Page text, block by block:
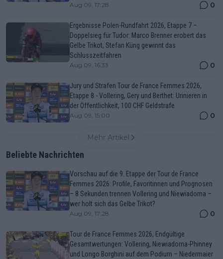
Aug 09, 17:28 0
Ergebnisse Polen-Rundfahrt 2026, Etappe 7 –
Doppelsieg für Tudor: Marco Brenner erobert das
Gelbe Trikot, Stefan Küng gewinnt das
Schlusszeitfahren
Aug 09, 16:33 0
Jury und Strafen Tour de France Femmes 2026,
Etappe 8 - Vollering, Gery und Berthet: Urinieren in
der Öffentlichkeit, 100 CHF Geldstrafe
Aug 09, 15:00 0
Mehr Artikel
Beliebte Nachrichten
Vorschau auf die 9. Etappe der Tour de France
Femmes 2026: Profile, Favoritinnen und Prognosen
– 8 Sekunden trennen Vollering und Niewiadoma –
wer holt sich das Gelbe Trikot?
Aug 09, 17:28 0
Tour de France Femmes 2026, Endgültige
Gesamtwertungen: Vollering, Niewiadoma-Phinney
und Longo Borghini auf dem Podium – Niedermaier